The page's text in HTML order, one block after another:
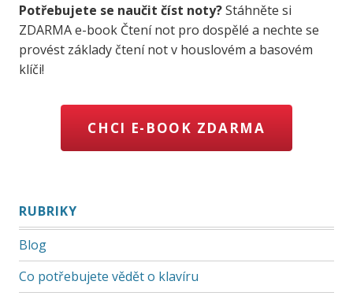
Potřebujete se naučit číst noty?Stáhněte si
ZDARMA e-book Čtení not pro dospělé a nechte se
provést základy čtení not v houslovém a basovém
klíči!
CHCI E-BOOK ZDARMA
RUBRIKY
Blog
Co potřebujete vědět o klavíru